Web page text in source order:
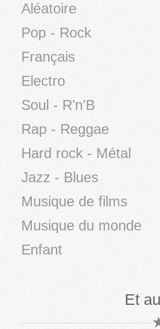
Aléatoire
Pop - Rock
Français
Electro
Soul - R'n'B
Rap - Reggae
Hard rock - Métal
Jazz - Blues
Musique de films
Musique du monde
Enfant
Et